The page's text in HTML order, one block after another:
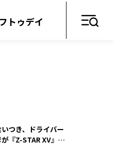
トゥデイ
いつき、ドライバー
『Z-STAR XV』を